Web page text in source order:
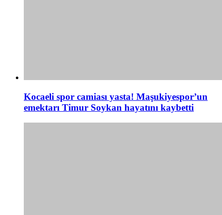
Kocaeli spor camiası yasta! Maşukiyespor’un
emektarı Timur Soykan hayatını kaybetti